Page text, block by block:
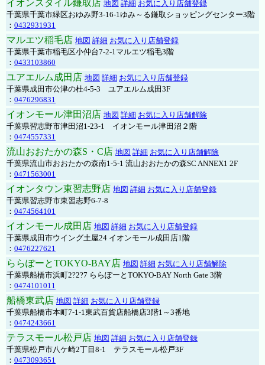
イオンスタイル鎌取店 地図 詳細 お気に入り店舗登録
千葉県千葉市緑区おゆみ野3-16-1ゆみ～る鎌取ショッピングセンター3階
： 0432931931
マルエツ稲毛店 地図 詳細 お気に入り店舗登録
千葉県千葉市稲毛区小仲台7-2-1マルエツ稲毛3階
： 0433103860
ユアエルム成田店 地図 詳細 お気に入り店舗登録
千葉県成田市公津の杜4-5-3 ユアエルム成田3F
： 0476296831
イオンモール津田沼店 地図 詳細 お気に入り店舗解除
千葉県習志野市津田沼1-23-1 イオンモール津田沼２階
： 0474557331
流山おおたかの森S・C店 地図 詳細 お気に入り店舗解除
千葉県流山市おおたかの森南1-5-1 流山おおたかの森SC ANNEX1 2F
： 0471563001
イオンタウン東習志野店 地図 詳細 お気に入り店舗登録
千葉県習志野市東習志野6-7-8
： 0474564101
イオンモール成田店 地図 詳細 お気に入り店舗登録
千葉県成田市ウイング土屋24 イオンモール成田店1階
： 0476227621
ららぽーとTOKYO-BAY店 地図 詳細 お気に入り店舗解除
千葉県船橋市浜町2?2?7 ららぽーとTOKYO-BAY North Gate 3階
： 0474101011
船橋東武店 地図 詳細 お気に入り店舗登録
千葉県船橋市本町7-1-1東武百貨店船橋店3階1～3番地
： 0474243661
テラスモール松戸店 地図 詳細 お気に入り店舗登録
千葉県松戸市八ケ崎2丁目8-1 テラスモール松戸3F
： 0473093651